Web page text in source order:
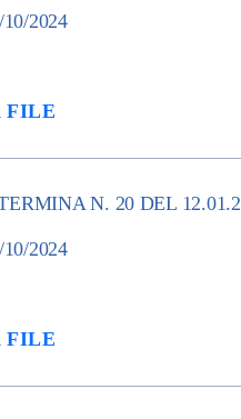
10/2024
FILE
N. 20 DEL
10/2024
FILE